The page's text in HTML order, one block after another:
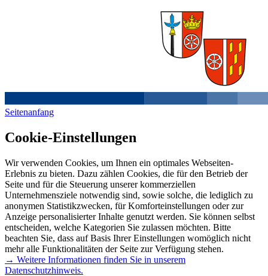
Seitenanfang
Cookie-Einstellungen
Wir verwenden Cookies, um Ihnen ein optimales Webseiten-
Erlebnis zu bieten. Dazu zählen Cookies, die für den Betrieb der
Seite und für die Steuerung unserer kommerziellen
Unternehmensziele notwendig sind, sowie solche, die lediglich zu
anonymen Statistikzwecken, für Komforteinstellungen oder zur
Anzeige personalisierter Inhalte genutzt werden. Sie können selbst
entscheiden, welche Kategorien Sie zulassen möchten. Bitte
beachten Sie, dass auf Basis Ihrer Einstellungen womöglich nicht
mehr alle Funktionalitäten der Seite zur Verfügung stehen.
→ Weitere Informationen finden Sie in unserem
Datenschutzhinweis.